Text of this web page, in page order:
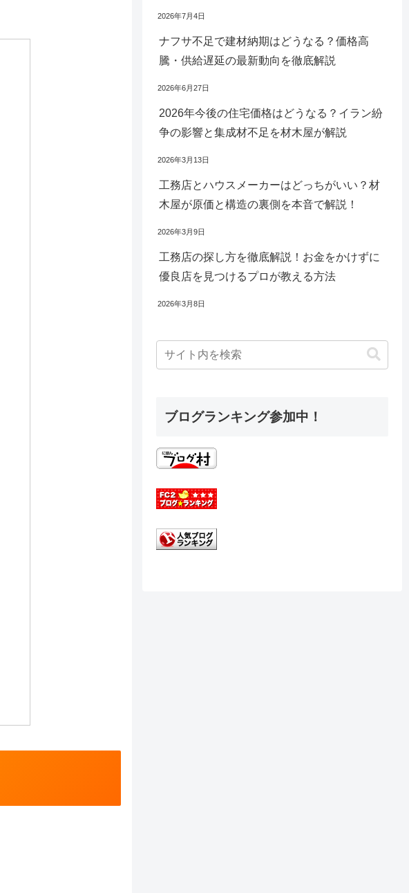
2026年7月4日
ナフサ不足で建材納期はどうなる？価格高
騰・供給遅延の最新動向を徹底解説
2026年6月27日
2026年今後の住宅価格はどうなる？イラン紛
争の影響と集成材不足を材木屋が解説
2026年3月13日
工務店とハウスメーカーはどっちがいい？材
木屋が原価と構造の裏側を本音で解説！
2026年3月9日
工務店の探し方を徹底解説！お金をかけずに
優良店を見つけるプロが教える方法
2026年3月8日
ブログランキング参加中！